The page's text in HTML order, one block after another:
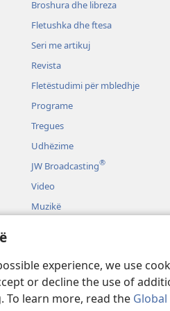
experience, we use
or decline the use of
To learn more, read the
Broshura dhe libreza
Fletushka dhe ftesa
Seri me artikuj
Revista
Fletëstudimi për mbledhje
Programe
Tregues
Udhëzime
JW Broadcasting®
Video
Muzikë
drame